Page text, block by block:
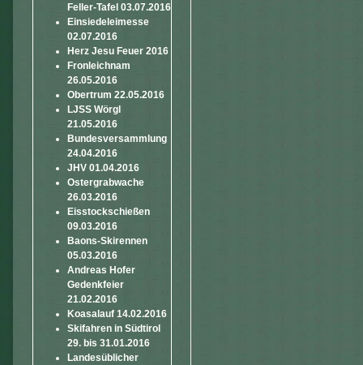
Feller-Tafel 03.07.2016
Einsiedeleimesse
02.07.2016
Herz Jesu Feuer 2016
Fronleichnam
26.05.2016
Obertrum 22.05.2016
LJSS Wörgl
21.05.2016
Bundesversammlung
24.04.2016
JHV 01.04.2016
Ostergrabwache
26.03.2016
Eisstockschießen
09.03.2016
Baons-Skirennen
05.03.2016
Andreas Hofer
Gedenkfeier
21.02.2016
Koasalauf 14.02.2016
Skifahren in Südtirol
29. bis 31.01.2016
Landesüblicher